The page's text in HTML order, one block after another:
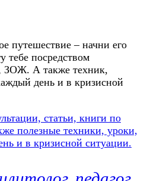
путешествие – начни его
тебе посредством
ЗОЖ. А также техник,
день и в кризисной